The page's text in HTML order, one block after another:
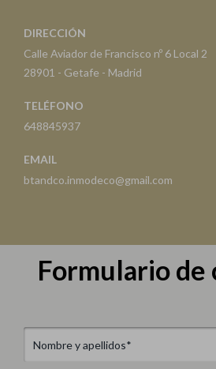
DIRECCIÓN
Calle Aviador de Francisco nº 6 Local 2
28901 - Getafe - Madrid
TELÉFONO
648845937
EMAIL
btandco.inmodeco@gmail.com
Formulario de